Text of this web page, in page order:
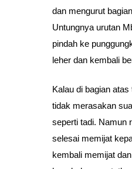
dan mengurut
Untungnya urutan
pindah ke
leher dan kembali
Kalau di bagian
tidak merasakan
seperti tadi. Namun
selesai memijat
kembali memijat